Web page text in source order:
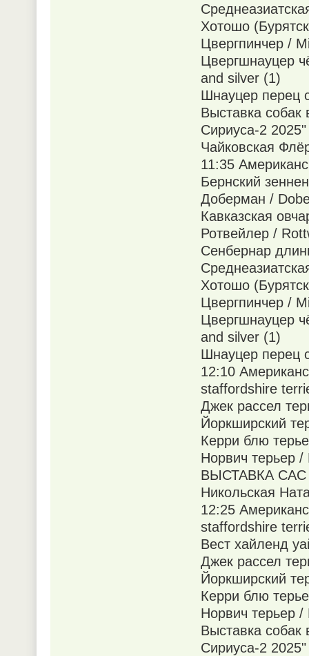
Хотошо
Цвергпинчер /
Цвергшнауцер
and silver (1)
Шнауцер перец
Выставка собак
Сириуса-2 2025"
Чайковская
11:35
Бернский
Доберман /
Кавказская
Ротвейлер /
Сенбернар
Хотошо
Цвергпинчер /
Цвергшнауцер
and silver (1)
Шнауцер перец
12:10
staffordshire
Джек рассел
Йоркширский
Керри блю
Норвич терьер
ВЫСТАВКА САС
Никольская
12:25
staffordshire
Вест хайленд
Джек рассел
Йоркширский
Керри блю
Норвич терьер
Выставка собак
Сириуса-2 2025"